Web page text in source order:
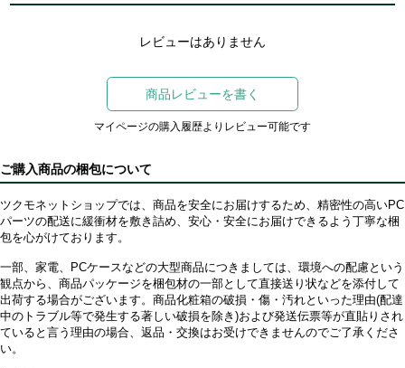
レビューはありません
商品レビューを書く
マイページの購入履歴よりレビュー可能です
ご購入商品の梱包について
ツクモネットショップでは、商品を安全にお届けするため、精密性の高いPC
パーツの配送に緩衝材を敷き詰め、安心・安全にお届けできるよう丁寧な梱
包を心がけております。
一部、家電、PCケースなどの大型商品につきましては、環境への配慮という
観点から、商品パッケージを梱包材の一部として直接送り状などを添付して
出荷する場合がございます。商品化粧箱の破損・傷・汚れといった理由(配達
中のトラブル等で発生する著しい破損を除き)および発送伝票等が直貼りされ
ていると言う理由の場合、返品・交換はお受けできませんのでご了承くださ
い。